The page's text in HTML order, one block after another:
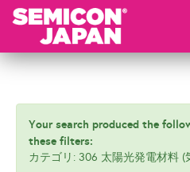
Your search produced the
these filters:
カテゴリ: 306 太陽光発電材料